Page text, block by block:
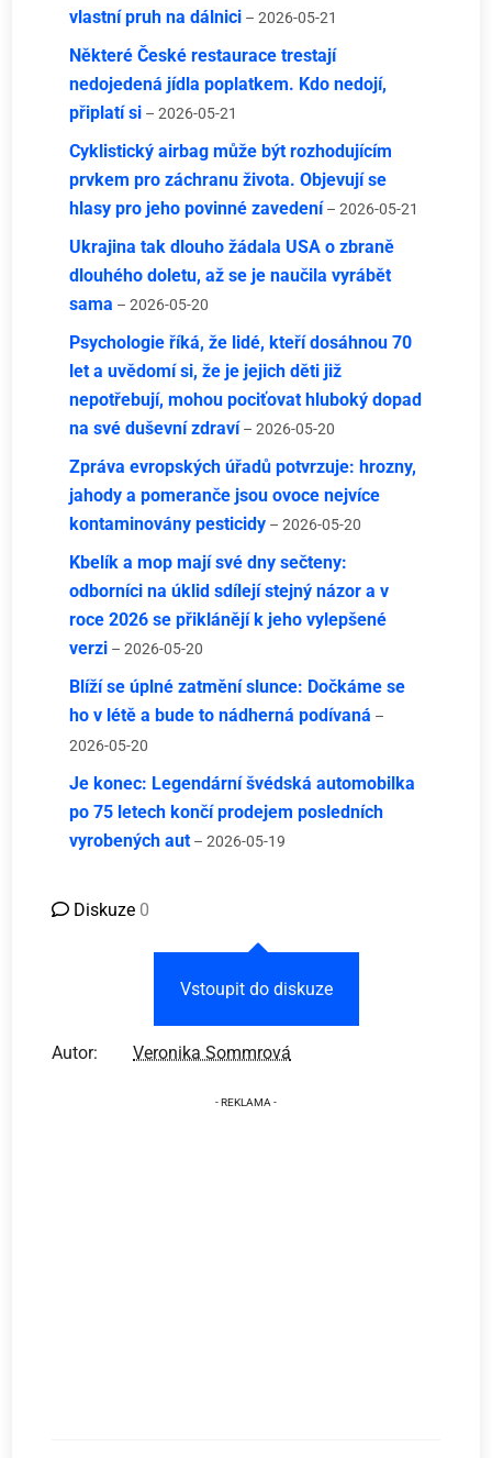
vlastní pruh na dálnici – 2026-05-21
Některé České restaurace trestají
nedojedená jídla poplatkem. Kdo nedojí,
připlatí si – 2026-05-21
Cyklistický airbag může být rozhodujícím
prvkem pro záchranu života. Objevují se
hlasy pro jeho povinné zavedení – 2026-05-21
Ukrajina tak dlouho žádala USA o zbraně
dlouhého doletu, až se je naučila vyrábět
sama – 2026-05-20
Psychologie říká, že lidé, kteří dosáhnou 70
let a uvědomí si, že je jejich děti již
nepotřebují, mohou pociťovat hluboký dopad
na své duševní zdraví – 2026-05-20
Zpráva evropských úřadů potvrzuje: hrozny,
jahody a pomeranče jsou ovoce nejvíce
kontaminovány pesticidy – 2026-05-20
Kbelík a mop mají své dny sečteny:
odborníci na úklid sdílejí stejný názor a v
roce 2026 se přiklánějí k jeho vylepšené
verzi – 2026-05-20
Blíží se úplné zatmění slunce: Dočkáme se
ho v létě a bude to nádherná podívaná –
2026-05-20
Je konec: Legendární švédská automobilka
po 75 letech končí prodejem posledních
vyrobených aut – 2026-05-19
Diskuze 0
Vstoupit do diskuze
Autor: Veronika Sommrová